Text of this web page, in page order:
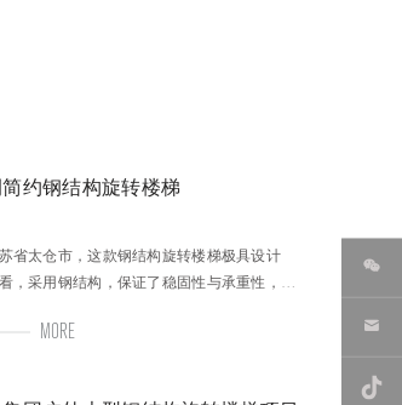
约钢结构旋转楼梯
省太仓市，这款钢结构旋转楼梯极具设计
，采用钢结构，保证了稳固性与承重性，同
MORE